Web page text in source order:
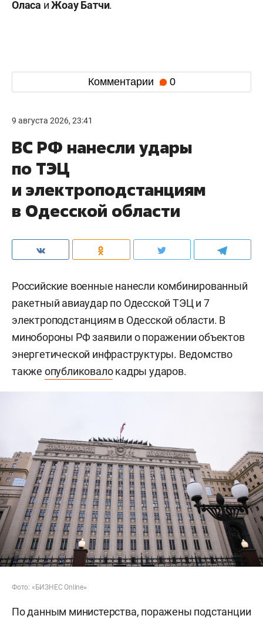
Оласа иЖоау Батчи.
Комментарии 0
9 августа 2026, 23:41
ВС РФ нанесли удары
по ТЭЦ
и электроподстанциям
в Одесской области
Российские военные нанесли комбинированный
ракетный авиаудар по Одесской ТЭЦ и 7
электроподстанциям в Одесской области. В
минобороны РФ заявили о поражении объектов
энергетической инфраструктуры. Ведомство
также опубликовалокадры ударов.
Фото: «БИЗНЕС Online»
По данным министерства, поражены подстанции